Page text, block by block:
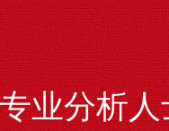
业分析